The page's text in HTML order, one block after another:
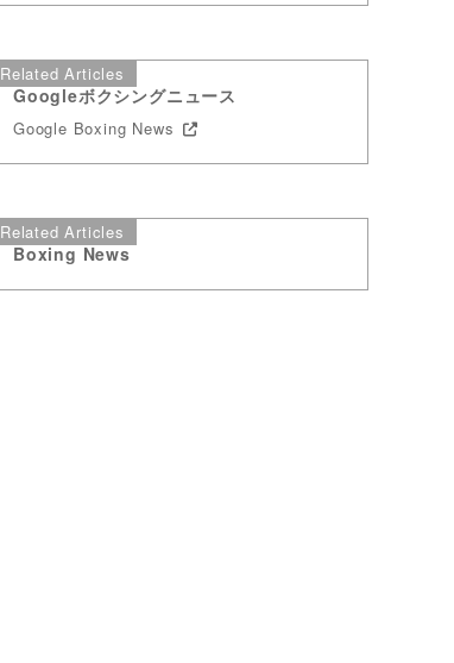
Related Articles
Googleボクシングニュース
Google Boxing News
Related Articles
Boxing News